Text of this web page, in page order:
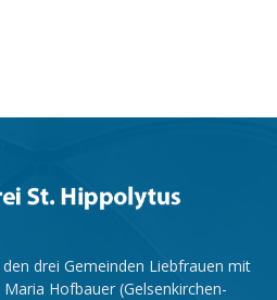
drei Gemeinden Liebfrauen mit
Maria Hofbauer (Gelsenkirchen-